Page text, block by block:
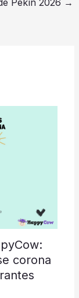
Pekín 2026 →
corona